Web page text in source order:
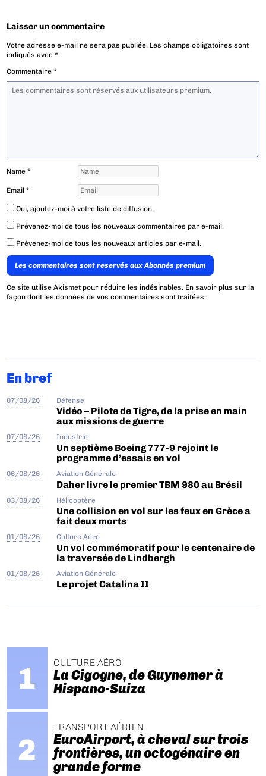
Laisser un commentaire
Votre adresse e-mail ne sera pas publiée. Les champs obligatoires sont
indiqués avec*
Commentaire*
Name*
Email*
Oui, ajoutez-moi à votre liste de diffusion.
Prévenez-moi de tous les nouveaux commentaires par e-mail.
Prévenez-moi de tous les nouveaux articles par e-mail.
Les commentaires sont reservés aux Abonnés premium
Ce site utilise Akismet pour réduire les indésirables. En savoir plus sur la
façon dont les données de vos commentaires sont traitées.
En bref
07/08/26 Défense
Vidéo – Pilote de Tigre, de la prise en main
aux missions de guerre
07/08/26 Industrie
Un septième Boeing 777-9 rejoint le
programme d’essais en vol
06/08/26 Aviation Générale
Daher livre le premier TBM 980 au Brésil
03/08/26 Hélicoptère
Une collision en vol sur les feux en Grèce a
fait deux morts
01/08/26 Culture Aéro
Un vol commémoratif pour le centenaire de
la traversée de Lindbergh
01/08/26 Aviation Générale
Le projet Catalina II
CULTURE AÉRO
La Cigogne, de Guynemer à
Hispano-Suiza
TRANSPORT AÉRIEN
EuroAirport, à cheval sur trois
frontières, un octogénaire en
grande forme